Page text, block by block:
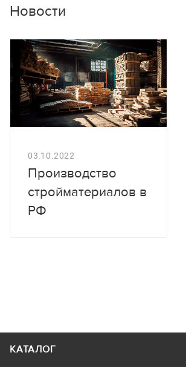
Новости
03.10.2022
Производство
стройматериалов в
РФ
КАТАЛОГ